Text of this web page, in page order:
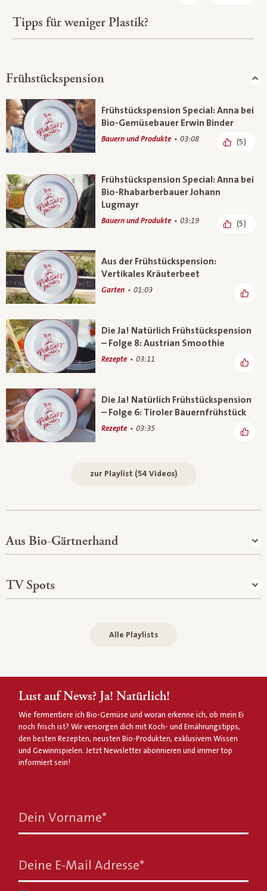
Tipps für weniger Plastik?
Frühstückspension
Frühstückspension Special: Anna bei
Bio-Gemüsebauer Erwin Binder
Bauern und Produkte 03:08 (5)
Frühstückspension Special: Anna bei
Bio-Rhabarberbauer Johann
Lugmayr
Bauern und Produkte 03:19 (5)
Aus der Frühstückspension:
Vertikales Kräuterbeet
Garten 01:03
Die Ja! Natürlich Frühstückspension
– Folge 8: Austrian Smoothie
Rezepte 03:11
Die Ja! Natürlich Frühstückspension
– Folge 6: Tiroler Bauernfrühstück
Rezepte 03:35
zur Playlist (54 Videos)
Aus Bio-Gärtnerhand
TV Spots
Alle Playlists
Lust auf News? Ja! Natürlich!
Wie fermentiere ich Bio-Gemüse und woran erkenne ich, ob mein Ei
noch frisch ist? Wir versorgen dich mit Koch- und Ernährungstipps,
den besten Rezepten, neusten Bio-Produkten, exklusivem Wissen
und Gewinnspielen. Jetzt Newsletter abonnieren und immer top
informiert sein!
Dein Vorname*
Deine E-Mail Adresse*